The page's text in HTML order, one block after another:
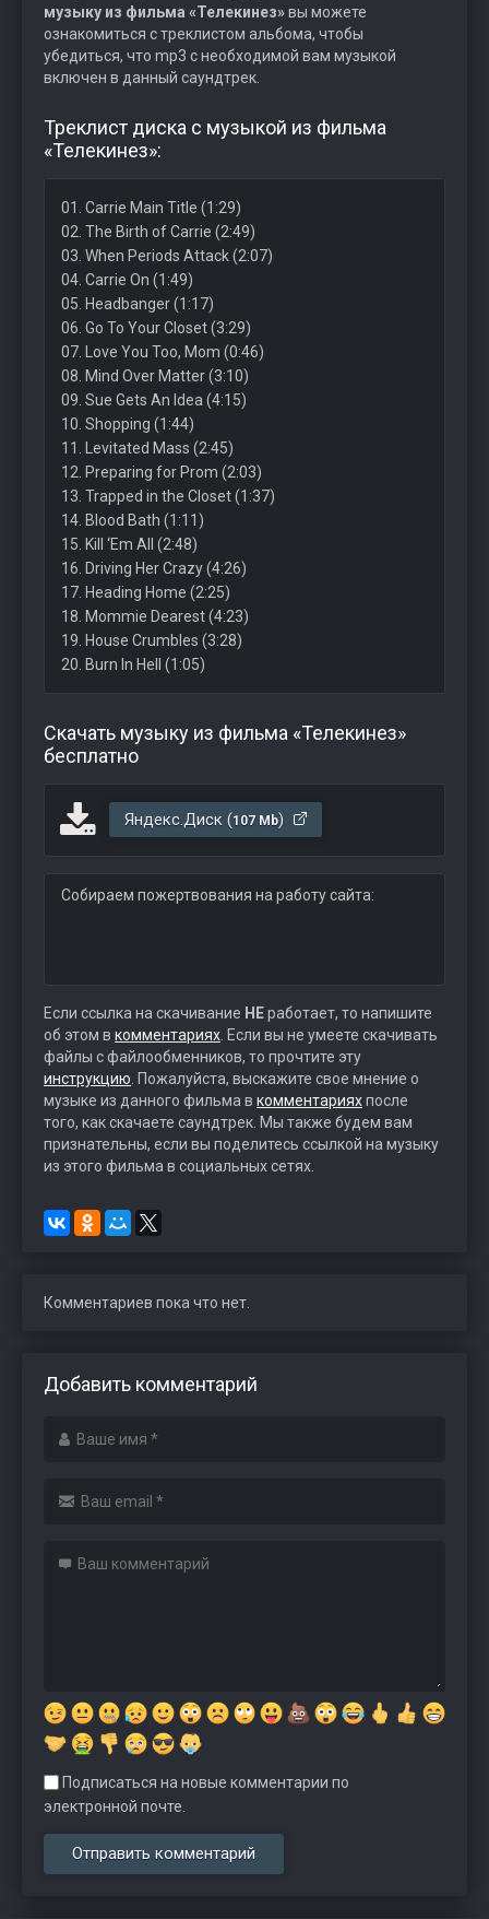
музыку из фильма «Телекинез»вы можете
ознакомиться с треклистом альбома, чтобы
убедиться, что mp3 с необходимой вам музыкой
включен в данный саундтрек.
Треклист диска с музыкой из фильма
«Телекинез»:
01. Carrie Main Title (1:29)
02. The Birth of Carrie (2:49)
03. When Periods Attack (2:07)
04. Carrie On (1:49)
05. Headbanger (1:17)
06. Go To Your Closet (3:29)
07. Love You Too, Mom (0:46)
08. Mind Over Matter (3:10)
09. Sue Gets An Idea (4:15)
10. Shopping (1:44)
11. Levitated Mass (2:45)
12. Preparing for Prom (2:03)
13. Trapped in the Closet (1:37)
14. Blood Bath (1:11)
15. Kill ‘Em All (2:48)
16. Driving Her Crazy (4:26)
17. Heading Home (2:25)
18. Mommie Dearest (4:23)
19. House Crumbles (3:28)
20. Burn In Hell (1:05)
Скачать музыку из фильма «Телекинез»
бесплатно
Яндекс.Диск (107 Mb)
Собираем пожертвования на работу сайта:
Если ссылка на скачивание НЕработает, то напишите
об этом в комментариях . Если вы не умеете скачивать
файлы с файлообменников, то прочтите эту
инструкцию . Пожалуйста, выскажите свое мнение о
музыке из данного фильма в комментарияхпосле
того, как скачаете саундтрек. Мы также будем вам
признательны, если вы поделитесь ссылкой на музыку
из этого фильма в социальных сетях.
Комментариев пока что нет.
Добавить комментарий
Подписаться на новые комментарии по
электронной почте.